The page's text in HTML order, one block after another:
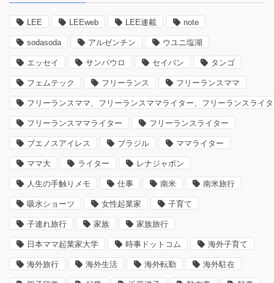
LEE LEEweb LEE連載 note
sodasoda アルゼンチン ウユニ塩湖
エッセイ サンパウロ セイバン タンゴ
フェムテック フリーランス フリーランスママ
フリーランスママ、フリーランスママライター、フリーランスライ
フリーランスママライター フリーランスライター
ブエノスアイレス ブラジル ママライター
ママ大 ライター レナジャポン
人生の手触りメモ 仕事 南米 南米旅行
吸水ショーツ 女性起業家 子育て
子連れ旅行 家族 家族旅行
日本ママ起業家大学 時事ドットコム 海外子育て
海外旅行 海外生活 海外転勤 海外駐在